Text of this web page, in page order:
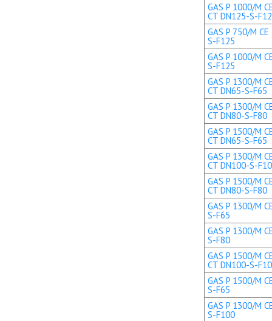
GAS P 1000/M
CT DN125-S-
GAS P 750/M
S-F125
GAS P 1000/M
S-F125
GAS P 1300/M
CT DN65-S-F65
GAS P 1300/M
CT DN80-S-F80
GAS P 1500/M
CT DN65-S-F65
GAS P 1300/M
CT DN100-S-
GAS P 1500/M
CT DN80-S-F80
GAS P 1300/M
S-F65
GAS P 1300/M
S-F80
GAS P 1500/M
CT DN100-S-
GAS P 1500/M
S-F65
GAS P 1300/M
S-F100